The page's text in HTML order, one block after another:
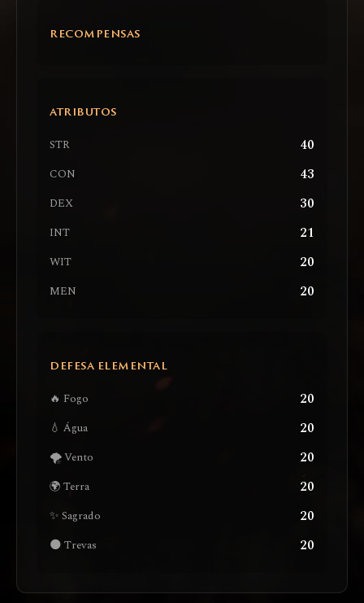
RECOMPENSAS
ATRIBUTOS
STR 40
CON 43
DEX 30
INT 21
WIT 20
MEN 20
DEFESA ELEMENTAL
🔥 Fogo 20
💧 Água 20
🌪️ Vento 20
🌍 Terra 20
✨ Sagrado 20
🌑 Trevas 20